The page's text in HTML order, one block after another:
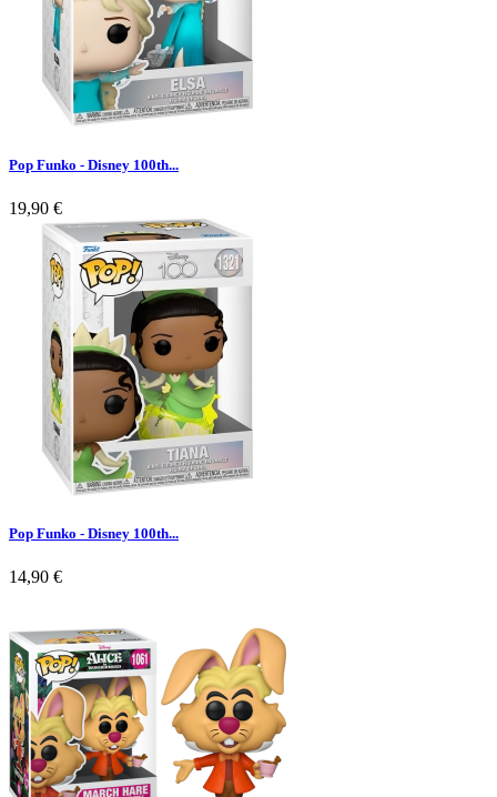
Pop Funko - Disney 100th...
19,90 €
Pop Funko - Disney 100th...
14,90 €